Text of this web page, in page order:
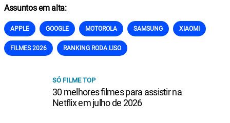
Assuntos em alta:
APPLE GOOGLE MOTOROLA SAMSUNG XIAOMI
FILMES 2026 RANKING RODA LISO
SÓ FILME TOP
30 melhores filmes para assistir na
Netflix em julho de 2026